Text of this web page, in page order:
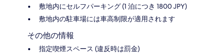
敷地内にセルフパーキング (1 泊につき 1800 JPY)
敷地内の駐車場には車高制限が適用されます
その他の情報
指定喫煙スペース (違反時は罰金)